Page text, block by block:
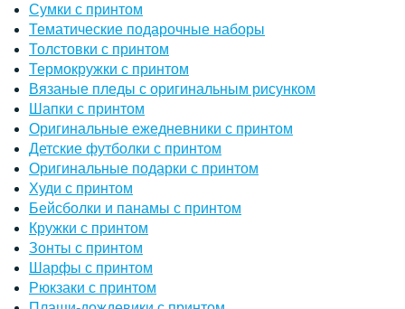
Сумки с принтом
Тематические подарочные наборы
Толстовки с принтом
Термокружки с принтом
Вязаные пледы с оригинальным рисунком
Шапки с принтом
Оригинальные ежедневники с принтом
Детские футболки с принтом
Оригинальные подарки с принтом
Худи с принтом
Бейсболки и панамы с принтом
Кружки с принтом
Зонты с принтом
Шарфы с принтом
Рюкзаки с принтом